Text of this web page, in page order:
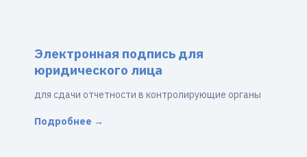
Электронная подпись для
юридического лица
для сдачи отчетности в контролирующие органы
Подробнее →